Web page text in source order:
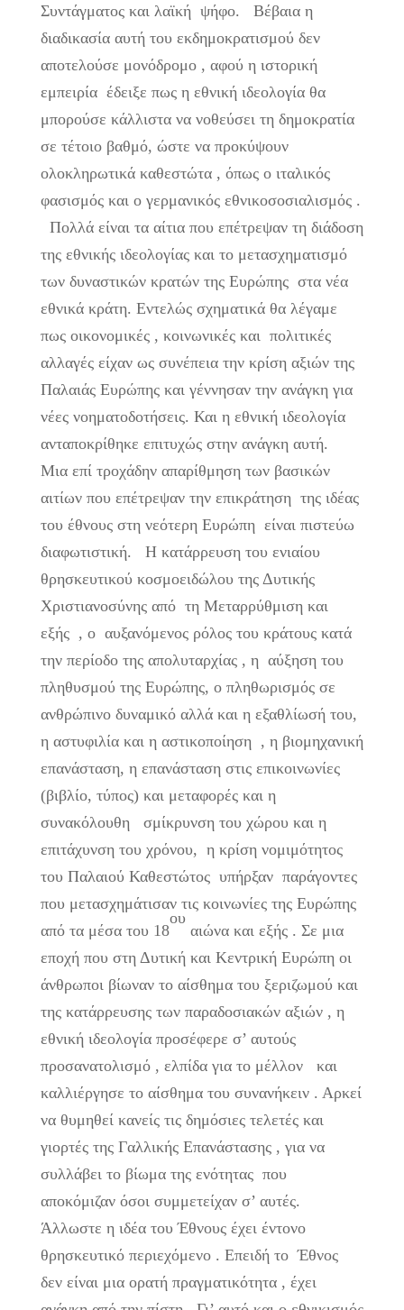
Συντάγματος και λαϊκή ψήφο. Βέβαια η
διαδικασία αυτή του εκδημοκρατισμού δεν
αποτελούσε μονόδρομο , αφού η ιστορική
εμπειρία έδειξε πως η εθνική ιδεολογία θα
μπορούσε κάλλιστα να νοθεύσει τη δημοκρατία
σε τέτοιο βαθμό, ώστε να προκύψουν
ολοκληρωτικά καθεστώτα , όπως ο ιταλικός
φασισμός και ο γερμανικός εθνικοσοσιαλισμός .
Πολλά είναι τα αίτια που επέτρεψαν τη διάδοση
της εθνικής ιδεολογίας και το μετασχηματισμό
των δυναστικών κρατών της Ευρώπης στα νέα
εθνικά κράτη. Εντελώς σχηματικά θα λέγαμε
πως οικονομικές , κοινωνικές και πολιτικές
αλλαγές είχαν ως συνέπεια την κρίση αξιών της
Παλαιάς Ευρώπης και γέννησαν την ανάγκη για
νέες νοηματοδοτήσεις. Και η εθνική ιδεολογία
ανταποκρίθηκε επιτυχώς στην ανάγκη αυτή.
Μια επί τροχάδην απαρίθμηση των βασικών
αιτίων που επέτρεψαν την επικράτηση της ιδέας
του έθνους στη νεότερη Ευρώπη είναι πιστεύω
διαφωτιστική. Η κατάρρευση του ενιαίου
θρησκευτικού κοσμοειδώλου της Δυτικής
Χριστιανοσύνης από τη Μεταρρύθμιση και
εξής , ο αυξανόμενος ρόλος του κράτους κατά
την περίοδο της απολυταρχίας , η αύξηση του
πληθυσμού της Ευρώπης, ο πληθωρισμός σε
ανθρώπινο δυναμικό αλλά και η εξαθλίωσή του,
η αστυφιλία και η αστικοποίηση , η βιομηχανική
επανάσταση, η επανάσταση στις επικοινωνίες
(βιβλίο, τύπος) και μεταφορές και η
συνακόλουθη σμίκρυνση του χώρου και η
επιτάχυνση του χρόνου, η κρίση νομιμότητος
του Παλαιού Καθεστώτος υπήρξαν παράγοντες
που μετασχημάτισαν τις κοινωνίες της Ευρώπης
από τα μέσα του 18
ου
αιώνα και εξής . Σε μια
εποχή που στη Δυτική και Κεντρική Ευρώπη οι
άνθρωποι βίωναν το αίσθημα του ξεριζωμού και
της κατάρρευσης των παραδοσιακών αξιών , η
εθνική ιδεολογία προσέφερε σ’ αυτούς
προσανατολισμό , ελπίδα για το μέλλον και
καλλιέργησε το αίσθημα του συνανήκειν . Αρκεί
να θυμηθεί κανείς τις δημόσιες τελετές και
γιορτές της Γαλλικής Επανάστασης , για να
συλλάβει το βίωμα της ενότητας που
αποκόμιζαν όσοι συμμετείχαν σ’ αυτές.
Άλλωστε η ιδέα του Έθνους έχει έντονο
θρησκευτικό περιεχόμενο . Επειδή το Έθνος
δεν είναι μια ορατή πραγματικότητα , έχει